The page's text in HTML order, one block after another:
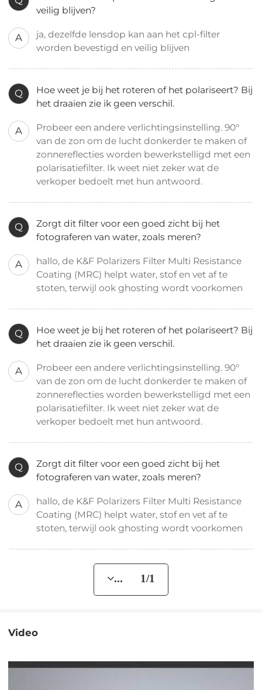
veilig blijven?
A
ja, dezelfde lensdop kan aan het cpl-filter
worden bevestigd en veilig blijven
Q
Hoe weet je bij het roteren of het polariseert? Bij
het draaien zie ik geen verschil.
A
Probeer een andere verlichtingsinstelling. 90°
van de zon om de lucht donkerder te maken of
zonnereflecties worden bewerkstelligd met een
polarisatiefilter. Ik weet niet zeker wat de
verkoper bedoelt met hun antwoord.
Q
Zorgt dit filter voor een goed zicht bij het
fotograferen van water, zoals meren?
A
hallo, de K&F Polarizers Filter Multi Resistance
Coating (MRC) helpt water, stof en vet af te
stoten, terwijl ook ghosting wordt voorkomen
Q
Hoe weet je bij het roteren of het polariseert? Bij
het draaien zie ik geen verschil.
A
Probeer een andere verlichtingsinstelling. 90°
van de zon om de lucht donkerder te maken of
zonnereflecties worden bewerkstelligd met een
polarisatiefilter. Ik weet niet zeker wat de
verkoper bedoelt met hun antwoord.
Q
Zorgt dit filter voor een goed zicht bij het
fotograferen van water, zoals meren?
A
hallo, de K&F Polarizers Filter Multi Resistance
Coating (MRC) helpt water, stof en vet af te
stoten, terwijl ook ghosting wordt voorkomen
... 1/1
Video